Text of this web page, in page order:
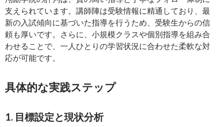
支えられています。講師陣は受験情報に精通しており、最
新の入試傾向に基づいた指導を行うため、受験生からの信
頼も厚いです。さらに、小規模クラスや個別指導を組み合
わせることで、一人ひとりの学習状況に合わせた柔軟な対
応が可能です。
具体的な実践ステップ
1. 目標設定と現状分析